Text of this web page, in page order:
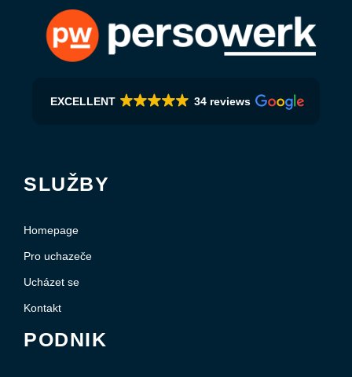
EXCELLENT 34 reviews
SLUŽBY
Homepage
Pro uchazeče
Ucházet se
Kontakt
PODNIK